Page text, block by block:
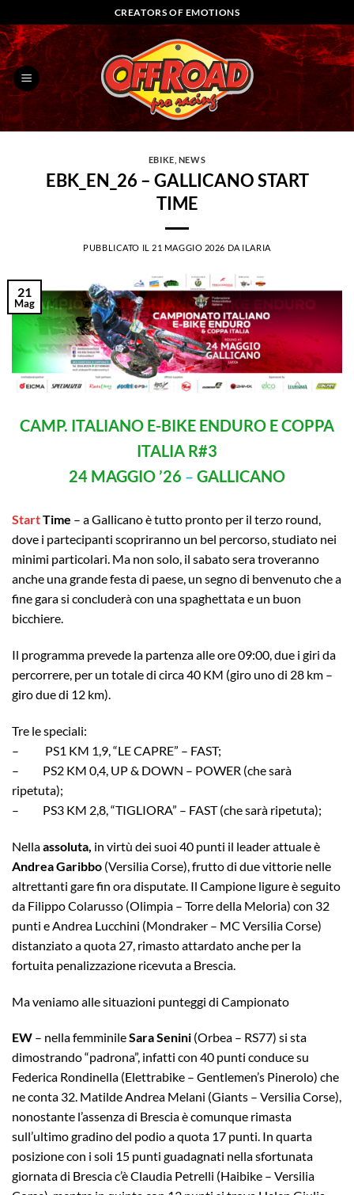
ai
contenuti
CREATORS OF EMOTIONS
EBIKE NEWS
EBK_EN_26 – GALLICANO START
TIME
PUBBLICATO IL 21 MAGGIO 2026 DA ILARIA
21
Mag
CAMP. ITALIANO E-BIKE ENDURO E COPPA
ITALIA R#3
24 MAGGIO ’26 – GALLICANO
StartTime – a Gallicano è tutto pronto per il terzo round,
dove i partecipanti scopriranno un bel percorso, studiato nei
minimi particolari. Ma non solo, il sabato sera troveranno
anche una grande festa di paese, un segno di benvenuto che a
fine gara si concluderà con una spaghettata e un buon
bicchiere.
Il programma prevede la partenza alle ore 09:00, due i giri da
percorrere, per un totale di circa 40 KM (giro uno di 28 km –
giro due di 12 km).
Tre le speciali:
– PS1 KM 1,9, “LE CAPRE” – FAST;
– PS2 KM 0,4, UP & DOWN – POWER (che sarà
ripetuta);
– PS3 KM 2,8, “TIGLIORA” – FAST (che sarà ripetuta);
Nellaassoluta, in virtù dei suoi 40 punti il leader attuale è
Andrea Garibbo (Versilia Corse), frutto di due vittorie nelle
altrettanti gare fin ora disputate. Il Campione ligure è seguito
da Filippo Colarusso (Olimpia – Torre della Meloria) con 32
punti e Andrea Lucchini (Mondraker – MC Versilia Corse)
distanziato a quota 27, rimasto attardato anche per la
fortuita penalizzazione ricevuta a Brescia.
Ma veniamo alle situazioni punteggi di Campionato
EW – nella femminileSara Senini (Orbea – RS77) si sta
dimostrando “padrona”, infatti con 40 punti conduce su
Federica Rondinella (Elettrabike – Gentlemen’s Pinerolo) che
ne conta 32. Matilde Andrea Melani (Giants – Versilia Corse),
nonostante l’assenza di Brescia è comunque rimasta
sull’ultimo gradino del podio a quota 17 punti. In quarta
posizione con i soli 15 punti guadagnati nella sfortunata
giornata di Brescia c’è Claudia Petrelli (Haibike – Versilia